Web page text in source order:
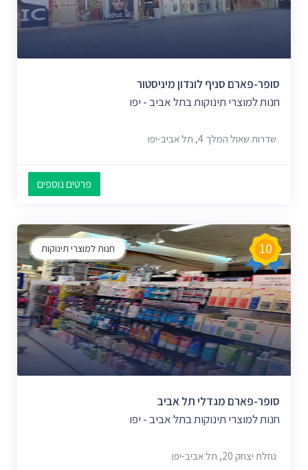
סופר-פארם סניף לונדון מיניסטור
חנות למוצרי תינוקות בתל אביב - יפו
שדרות שאול המלך 4, תל אביב-יפו
פרטים נוספים
חנות למוצרי תינוקות 10
סופר-פארם מגדלי תל אביב
חנות למוצרי תינוקות בתל אביב - יפו
נחלת יצחק 20, תל אביב-יפו